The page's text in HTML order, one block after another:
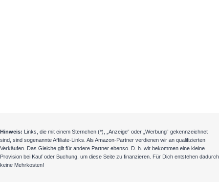
Hinweis:
Links, die mit einem Sternchen (*), „Anzeige“ oder „Werbung“ gekennzeichnet
sind, sind sogenannte Affiliate-Links. Als Amazon-Partner verdienen wir an qualifizierten
Verkäufen. Das Gleiche gilt für andere Partner ebenso. D. h. wir bekommen eine kleine
Provision bei Kauf oder Buchung, um diese Seite zu finanzieren. Für Dich entstehen dadurch
keine Mehrkosten!